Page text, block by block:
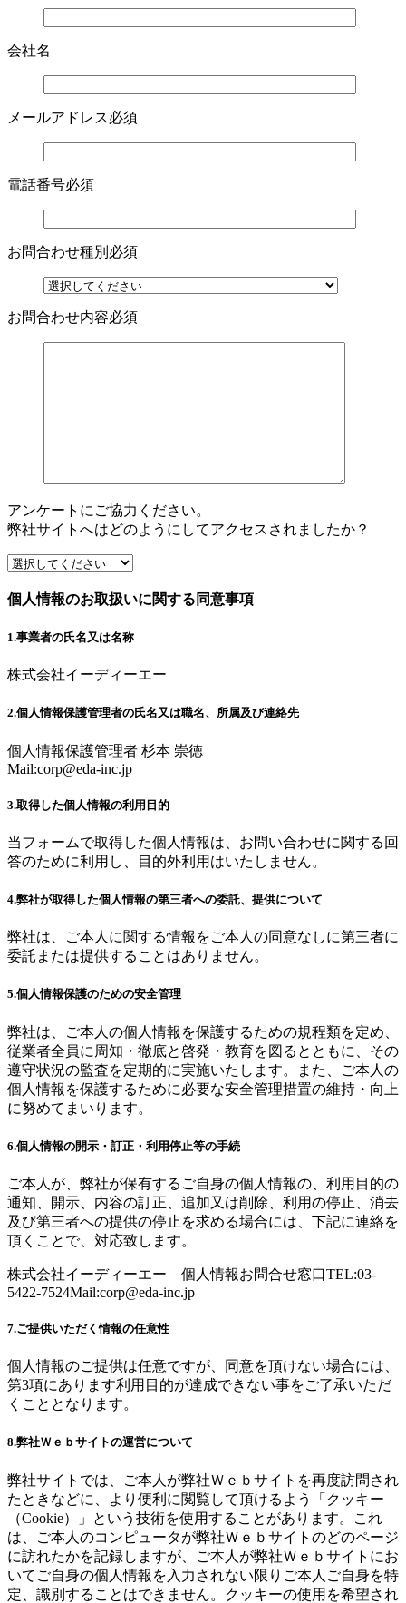
会社名
メールアドレス必須
電話番号必須
お問合わせ種別 必須
お問合わせ内容必須
アンケートにご協力ください。
弊社サイトへはどのようにしてアクセスされましたか？
個人情報のお取扱いに関する同意事項
1.事業者の氏名又は名称
株式会社イーディーエー
2.個人情報保護管理者の氏名又は職名、所属及び連絡先
個人情報保護管理者 杉本 崇徳
Mail:corp@eda-inc.jp
3.取得した個人情報の利用目的
当フォームで取得した個人情報は、お問い合わせに関する回
答のために利用し、目的外利用はいたしません。
4.弊社が取得した個人情報の第三者への委託、提供について
弊社は、ご本人に関する情報をご本人の同意なしに第三者に
委託または提供することはありません。
5.個人情報保護のための安全管理
弊社は、ご本人の個人情報を保護するための規程類を定め、
従業者全員に周知・徹底と啓発・教育を図るとともに、その
遵守状況の監査を定期的に実施いたします。また、ご本人の
個人情報を保護するために必要な安全管理措置の維持・向上
に努めてまいります。
6.個人情報の開示・訂正・利用停止等の手続
ご本人が、弊社が保有するご自身の個人情報の、利用目的の
通知、開示、内容の訂正、追加又は削除、利用の停止、消去
及び第三者への提供の停止を求める場合には、下記に連絡を
頂くことで、対応致します。
株式会社イーディーエー 個人情報お問合せ窓口TEL:03-
5422-7524Mail:corp@eda-inc.jp
7.ご提供いただく情報の任意性
個人情報のご提供は任意ですが、同意を頂けない場合には、
第3項にあります利用目的が達成できない事をご了承いただ
くこととなります。
8.弊社Ｗｅｂサイトの運営について
弊社サイトでは、ご本人が弊社Ｗｅｂサイトを再度訪問され
たときなどに、より便利に閲覧して頂けるよう「クッキー
（Cookie）」という技術を使用することがあります。これ
は、ご本人のコンピュータが弊社Ｗｅｂサイトのどのページ
に訪れたかを記録しますが、ご本人が弊社Ｗｅｂサイトにお
いてご自身の個人情報を入力されない限りご本人ご自身を特
定、識別することはできません。クッキーの使用を希望され